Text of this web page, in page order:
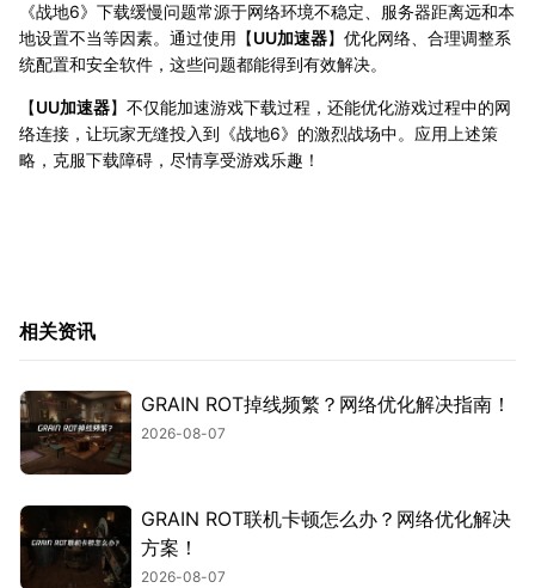
《战地6》下载缓慢问题常源于网络环境不稳定、服务器距离远和本
地设置不当等因素。通过使用【UU加速器】优化网络、合理调整系
统配置和安全软件，这些问题都能得到有效解决。
【UU加速器】不仅能加速游戏下载过程，还能优化游戏过程中的网
络连接，让玩家无缝投入到《战地6》的激烈战场中。应用上述策
略，克服下载障碍，尽情享受游戏乐趣！
相关资讯
GRAIN ROT掉线频繁？网络优化解决指南！
2026-08-07
GRAIN ROT联机卡顿怎么办？网络优化解决
方案！
2026-08-07